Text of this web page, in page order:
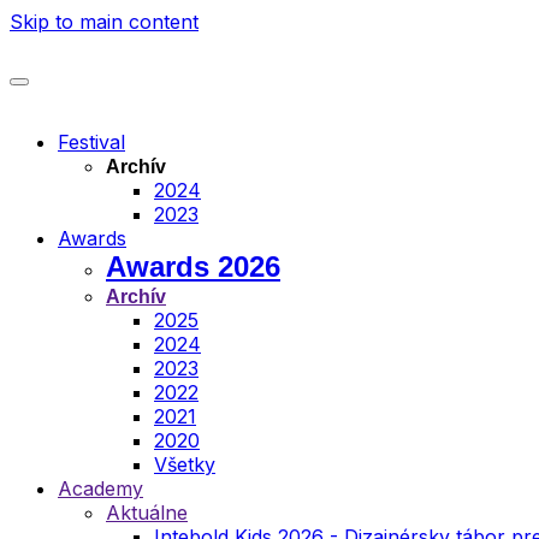
Skip to main content
Festival
Archív
2024
2023
Awards
Awards 2026
Archív
2025
2024
2023
2022
2021
2020
Všetky
Academy
Aktuálne